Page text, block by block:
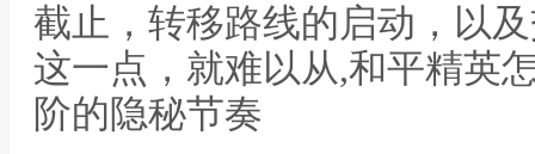
截止，转移路线的启动，以
这一点，就难以从,和平精英
阶的隐秘节奏